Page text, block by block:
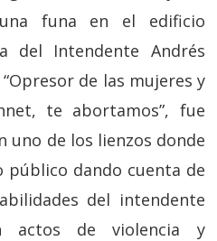
funa en el edificio
del Intendente Andrés
de las mujeres y
te abortamos”, fue
uno de los lienzos donde
público dando cuenta de
del intendente
actos de violencia y